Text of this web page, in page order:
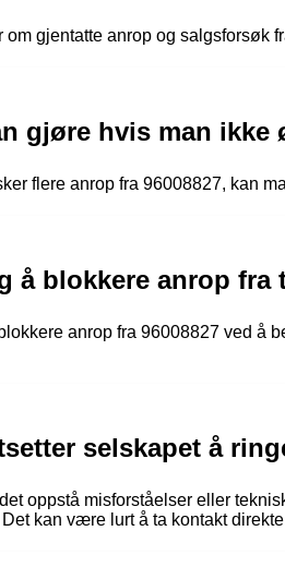
om gjentatte anrop og salgsforsøk
gjøre hvis man ikke
flere anrop fra 96008827, kan
å blokkere anrop fra
anrop fra 96008827 ved å
selskapet å
oppstå misforståelser eller
kan være lurt å ta kontakt